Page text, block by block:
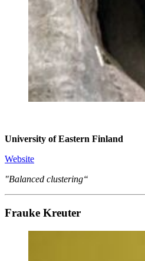
University of Eastern Finland
Website
"Balanced clustering“
Frauke Kreuter